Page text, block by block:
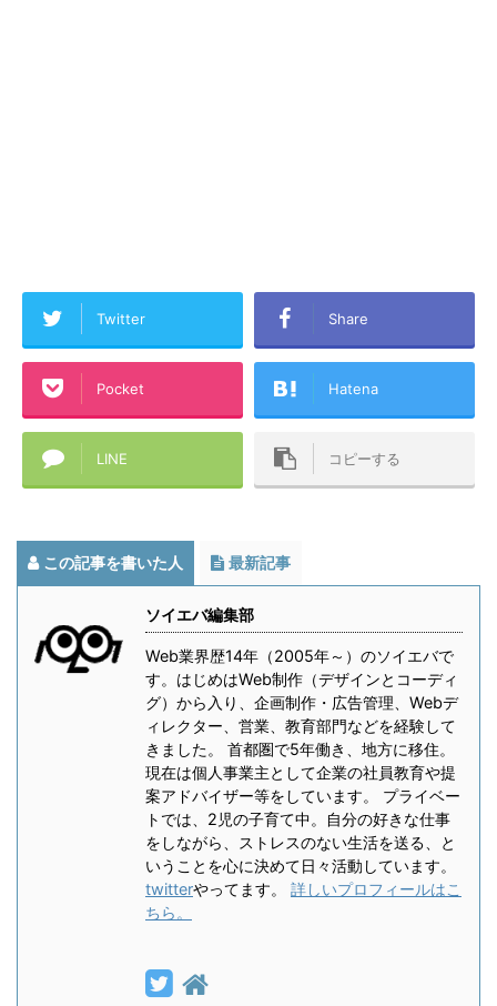
Twitter Share
Pocket Hatena
LINE コピーする
この記事を書いた人 最新記事
ソイエバ編集部
Web業界歴14年（2005年～）のソイエバで
す。はじめはWeb制作（デザインとコーディ
グ）から入り、企画制作・広告管理、Webデ
ィレクター、営業、教育部門などを経験して
きました。 首都圏で5年働き、地方に移住。
現在は個人事業主として企業の社員教育や提
案アドバイザー等をしています。 プライベー
トでは、2児の子育て中。自分の好きな仕事
をしながら、ストレスのない生活を送る、と
いうことを心に決めて日々活動しています。
twitterやってます。 詳しいプロフィールはこ
ちら。